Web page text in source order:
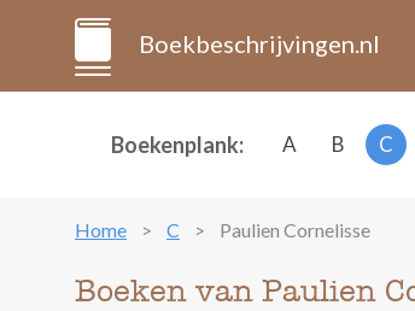
Boekbeschrijvingen.nl
Boekenplank: A B C
Home C Paulien Cornelisse
Boeken van Paulien